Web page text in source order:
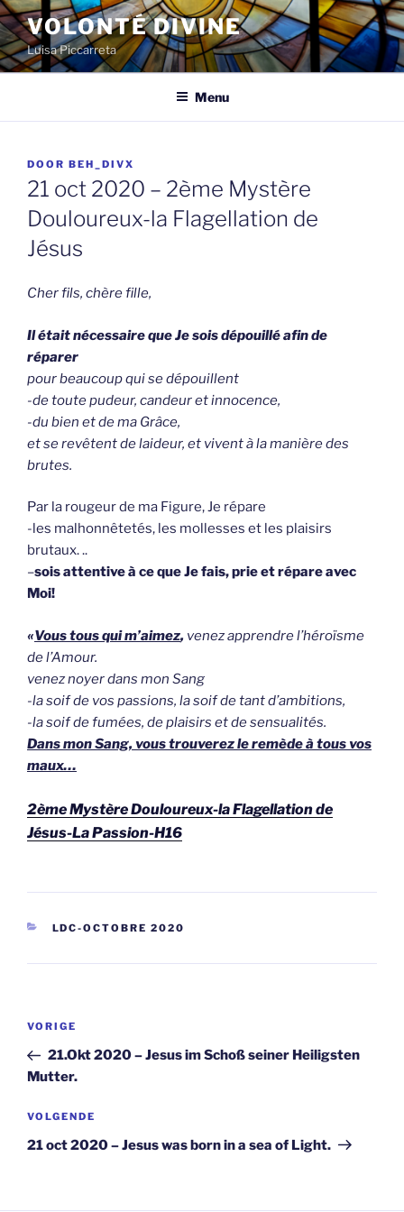
Spring
naar
de
inhoud
VOLONTÉ DIVINE
Luisa Piccarreta
Menu
GEPLAATST
OP
DOOR BEH_DIVX
21 oct 2020 – 2ème Mystère
Douloureux-la Flagellation de
Jésus
Cher fils, chère fille,
Il était nécessaire que Je sois dépouillé afin de
réparer
pour beaucoupqui se dépouillent
-de toute pudeur, candeur et innocence,
-du bien et de ma Grâce,
et se revêtent de laideur, et vivent à la manière des
brutes.
Par la rougeur de ma Figure, Je répare
-les malhonnêtetés, les mollesses et les plaisirs
brutaux. ..
–sois attentive à ce que Je fais, prie et répare avec
Moi!
«Vous tous qui m’aimez, venez apprendre l’héroïsme
de l’Amour.
venez noyer dans mon Sang
-la soif de vos passions, la soif de tant d’ambitions,
-la soif de fumées, de plaisirs et de sensualités.
Dans mon Sang, vous trouverez le remède à tous vos
maux…
2ème Mystère Douloureux-la Flagellation de
Jésus-La Passion-H16
CATEGORIEËN
LDC-OCTOBRE 2020
Berichtnavigatie
Vorig
bericht
VORIGE
21.Okt 2020 – Jesus im Schoß seiner Heiligsten
Mutter.
Volgend
bericht
VOLGENDE
21 oct 2020 – Jesus was born in a sea of Light.